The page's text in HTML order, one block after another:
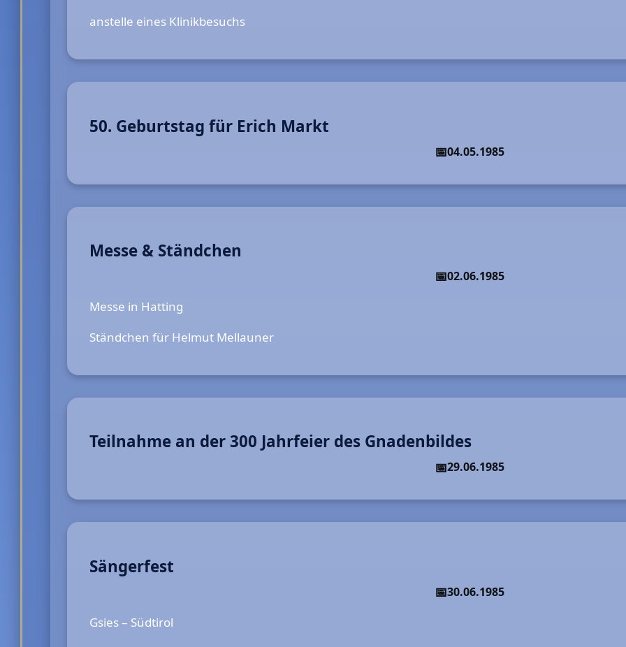
anstelle eines Klinikbesuchs
50. Geburtstag für Erich Markt
04.05.1985
Messe & Ständchen
02.06.1985
Messe in Hatting
Ständchen für Helmut Mellauner
Teilnahme an der 300 Jahrfeier des Gnadenbildes
29.06.1985
Sängerfest
30.06.1985
Gsies – Südtirol